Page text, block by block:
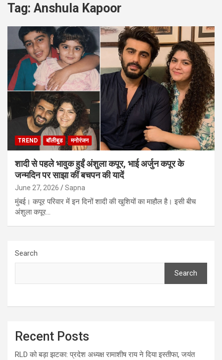
Tag: Anshula Kapoor
TREND बॉलीबुड मनोरंजन
शादी से पहले भावुक हुईं अंशुला कपूर, भाई अर्जुन कपूर के
जन्मदिन पर साझा कीं बचपन की यादें
June 27, 2026 Sapna
मुंबई। कपूर परिवार में इन दिनों शादी की खुशियों का माहौल है। इसी बीच
अंशुला कपूर…
Search
Search
Recent Posts
RLD को बड़ा झटका: प्रदेश अध्यक्ष रामाशीष राय ने दिया इस्तीफा, जयंत